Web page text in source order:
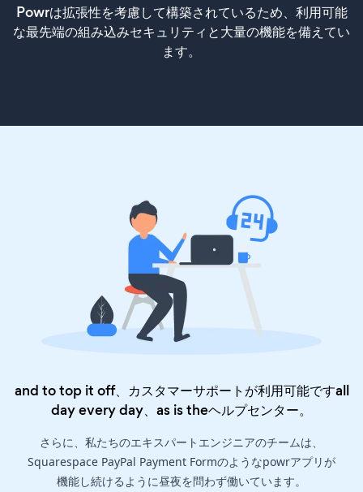
Powrは拡張性を考慮して構築されているため、利用可能
な最先端の組み込みセキュリティと大量の機能を備えてい
ます。
and to top it off、カスタマーサポートが利用可能ですall
day every day、as is theヘルプセンター。
さらに、私たちのエキスパートエンジニアのチームは、
Squarespace PayPal Payment Formのようなpowrアプリが
機能し続けるように昼夜を問わず働いています。